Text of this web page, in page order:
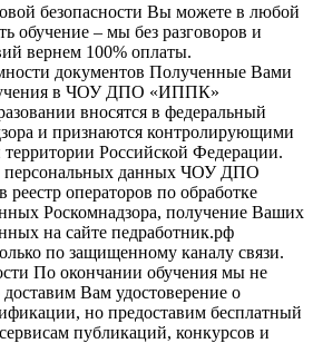
безопасности Вы можете в любой
обучение – мы без разговоров и
вернем 100% оплаты.
документов Полученные Вами
в ЧОУ ДПО «ИППК»
вносятся в федеральный
и признаются контролирующими
территории Российской Федерации.
данных ЧОУ ДПО
операторов по обработке
Роскомнадзора, получение Ваших
на сайте педработник.рф
по защищенному каналу связи.
По окончании обучения мы не
доставим Вам удостоверение о
но предоставим бесплатный
публикаций, конкурсов и